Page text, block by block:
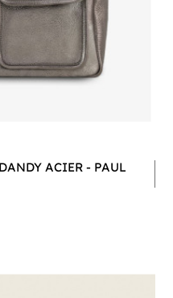
ACIER - PAUL